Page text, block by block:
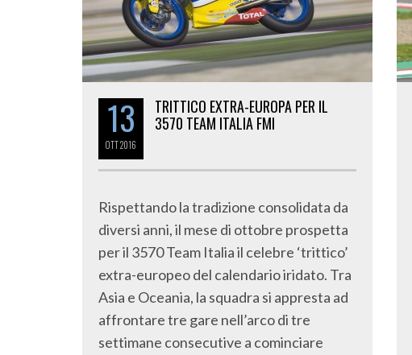
13
OTT2016
TRITTICO EXTRA-EUROPA PER IL
3570 TEAM ITALIA FMI
Rispettando la tradizione consolidata da
diversi anni, il mese di ottobre prospetta
per il 3570 Team Italia il celebre ‘trittico’
extra-europeo del calendario iridato. Tra
Asia e Oceania, la squadra si appresta ad
affrontare tre gare nell’arco di tre
settimane consecutive a cominciare